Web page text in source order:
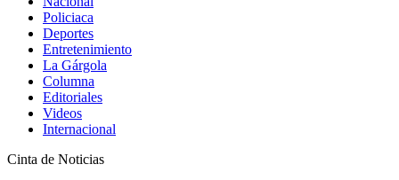
Policiaca
Deportes
Entretenimiento
La Gárgola
Columna
Editoriales
Videos
Internacional
Cinta de Noticias